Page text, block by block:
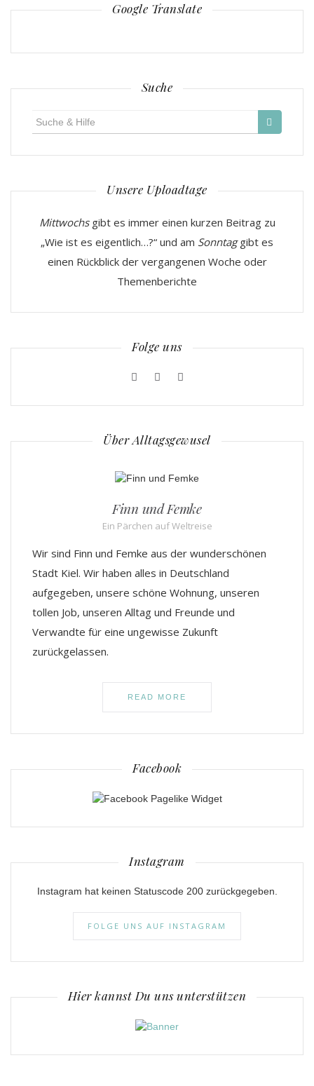
Google Translate
Suche
für:
Unsere Uploadtage
Mittwochsgibt es immer einen kurzen Beitrag zu
„Wie ist es eigentlich…?“ und am Sonntaggibt es
einen Rückblick der vergangenen Woche oder
Themenberichte
Folge uns
Über Alltagsgewusel
Finn und Femke
Ein Pärchen auf Weltreise
Wir sind Finn und Femke aus der wunderschönen
Stadt Kiel. Wir haben alles in Deutschland
aufgegeben, unsere schöne Wohnung, unseren
tollen Job, unseren Alltag und Freunde und
Verwandte für eine ungewisse Zukunft
zurückgelassen.
READ MORE
Facebook
Instagram
Instagram hat keinen Statuscode 200 zurückgegeben.
FOLGE UNS AUF INSTAGRAM
Hier kannst Du uns unterstützen